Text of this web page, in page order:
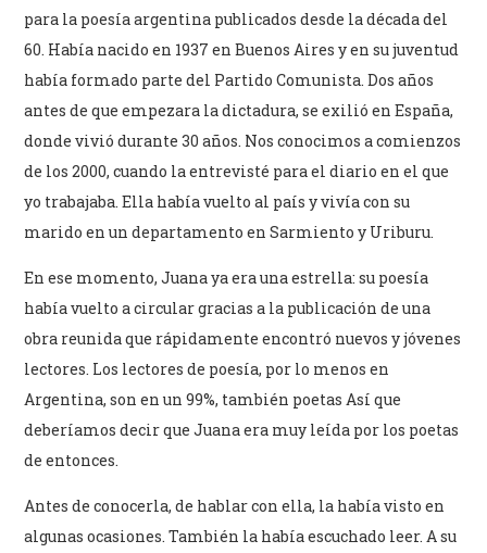
para la poesía argentina publicados desde la década del
60. Había nacido en 1937 en Buenos Aires y en su juventud
había formado parte del Partido Comunista. Dos años
antes de que empezara la dictadura, se exilió en España,
donde vivió durante 30 años. Nos conocimos a comienzos
de los 2000, cuando la entrevisté para el diario en el que
yo trabajaba. Ella había vuelto al país y vivía con su
marido en un departamento en Sarmiento y Uriburu.
En ese momento, Juana ya era una estrella: su poesía
había vuelto a circular gracias a la publicación de una
obra reunida que rápidamente encontró nuevos y jóvenes
lectores. Los lectores de poesía, por lo menos en
Argentina, son en un 99%, también poetas Así que
deberíamos decir que Juana era muy leída por los poetas
de entonces.
Antes de conocerla, de hablar con ella, la había visto en
algunas ocasiones. También la había escuchado leer. A su